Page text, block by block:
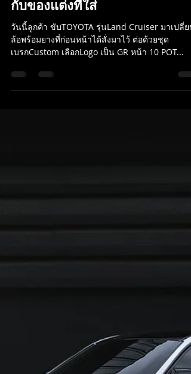
TOYOTA Land Cruiser ชุดใหญ่
กับของแต่งที่ใส่
วันนี้ลูกค้า ขับTOYOTA รุ่นLand Cruiser มาเปลี่ยน
ล้อพร้อมยางที่ก่อนหน้าได้สั่งมาไว้ ต่อด้วยชุด